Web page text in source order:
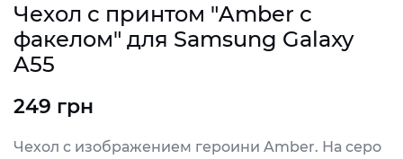
Чехол с принтом "Amber с
факелом" для Samsung Galaxy
A55
249 грн
Чехол с изображением героини Amber. На серо